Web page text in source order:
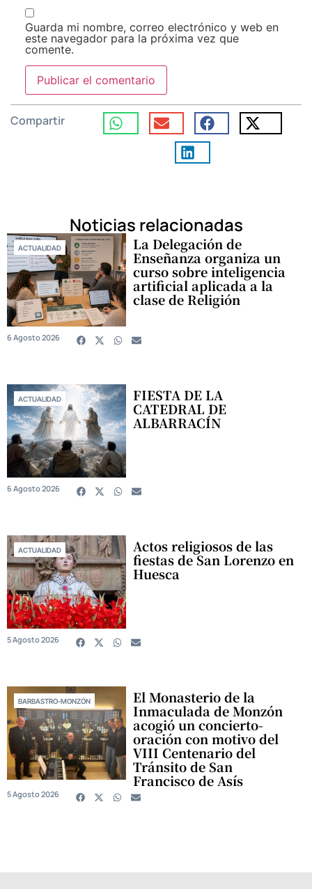
Guarda mi nombre, correo electrónico y web en
este navegador para la próxima vez que
comente.
Compartir
Noticias relacionadas
ACTUALIDAD La Delegación de
Enseñanza organiza un
curso sobre inteligencia
artificial aplicada a la
clase de Religión
6 Agosto 2026
ACTUALIDAD FIESTA DE LA
CATEDRAL DE
ALBARRACÍN
6 Agosto 2026
ACTUALIDAD Actos religiosos de las
fiestas de San Lorenzo en
Huesca
5 Agosto 2026
BARBASTRO-MONZÓN El Monasterio de la
Inmaculada de Monzón
acogió un concierto-
oración con motivo del
VIII Centenario del
Tránsito de San
Francisco de Asís
5 Agosto 2026